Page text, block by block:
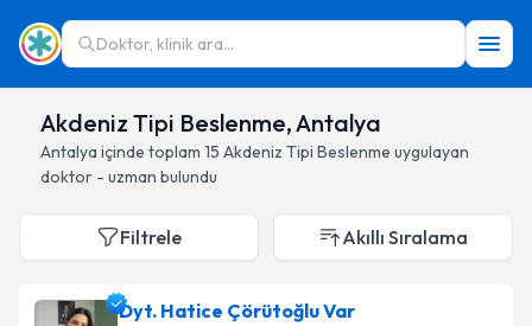
Doktor, klinik ara...
Akdeniz Tipi Beslenme, Antalya
Antalya içinde toplam 15 Akdeniz Tipi Beslenme uygulayan
doktor - uzman bulundu
Filtrele Akıllı Sıralama
Dyt. Hatice Çörütoğlu Var